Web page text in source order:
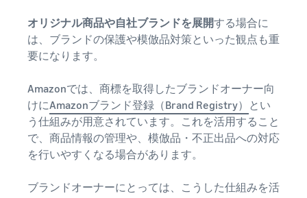
オリジナル商品や自社ブランドを展開する場合に
は、ブランドの保護や模倣品対策といった観点も重
要になります。
Amazonでは、商標を取得したブランドオーナー向
けにAmazonブランド登録（Brand Registry）
とい
う仕組みが用意されています。これを活用すること
で、商品情報の管理や、模倣品・不正出品への対応
を行いやすくなる場合があります。
ブランドオーナーにとっては、こうした仕組みを活